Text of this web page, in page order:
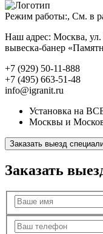
Режим работы:, См. в
Наш адрес: Москва,
вывеска-банер
+7 (929) 50-11-888
+7 (495) 663-51-48
info@igranit.ru
Установка на
Москвы и
Заказать выезд
Заказать